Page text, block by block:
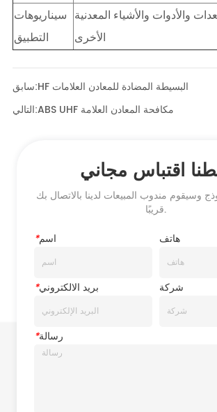
سابق:
HF البسيطة المضادة للمعادن العلامات
التالي:
ABS UHF مكافحة المعادن العلامة
اقتباس مجاني
وسيقوم مندوب المبيعات لدينا بالاتصال بك
قريبًا.
*اسم هاتف
*بريد الالكتروني شركة
*رسالة